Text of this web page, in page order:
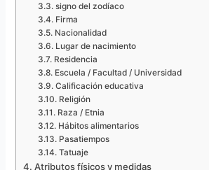
signo del zodíaco
Firma
Nacionalidad
Lugar de nacimiento
Residencia
Escuela / Facultad / Universidad
Calificación educativa
Religión
Raza / Etnia
Hábitos alimentarios
Pasatiempos
Tatuaje
Atributos físicos y medidas